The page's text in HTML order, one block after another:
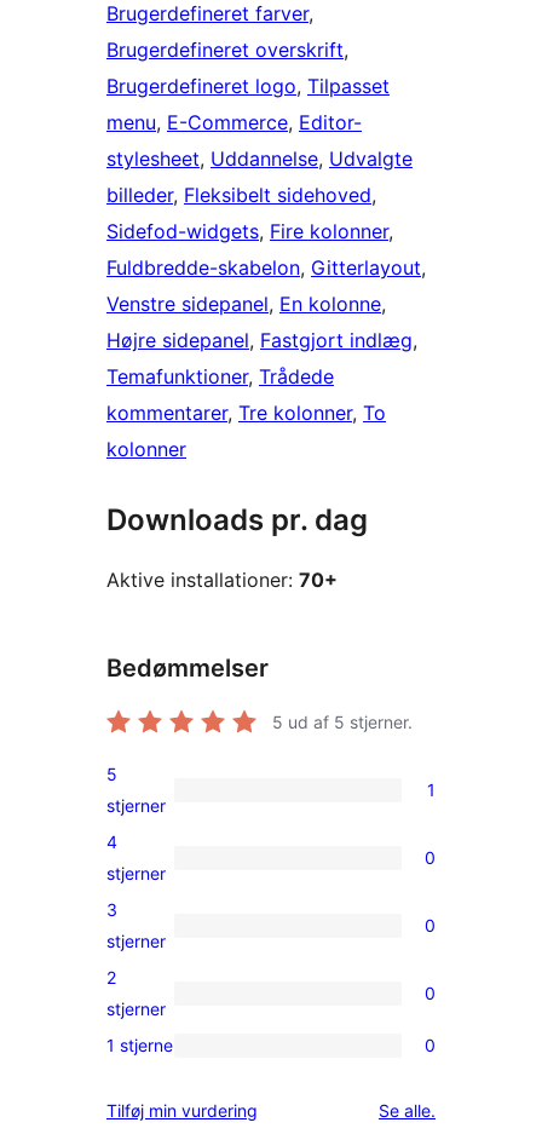
Brugerdefineret farver
Brugerdefineret overskrift
Brugerdefineret logo, Tilpasset
menu, E-Commerce, Editor-
stylesheet, Uddannelse, Udvalgte
billeder, Fleksibelt sidehoved
Sidefod-widgets, Fire kolonner
Fuldbredde-skabelon, Gitterlayout
Venstre sidepanel, En kolonne
Højre sidepanel, Fastgjort indlæg
Temafunktioner, Trådede
kommentarer, Tre kolonner, To
kolonner
Downloads pr. dag
Aktive installationer: 70+
Bedømmelser
5 ud af 5 stjerner.
1
5-
stjernet
5
stjerner
1
0
4-
stjernet
4
stjerner
0
0
3-
stjernet
3
stjerner
0
0
2-
anmeldelser
2
stjerner
0
0
stjernet
1 stjerne 0
Tilføj min vurdering Se alleanmeldelser
.